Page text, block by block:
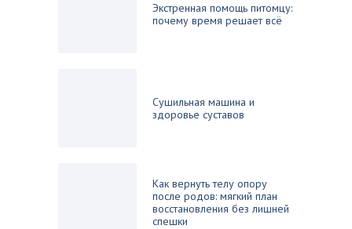
Экстренная помощь питомцу:
почему время решает всё
Сушильная машина и
здоровье суставов
Как вернуть телу опору
после родов: мягкий план
восстановления без лишней
спешки